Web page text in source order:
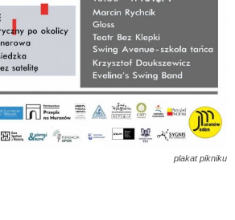
plakat pikniku